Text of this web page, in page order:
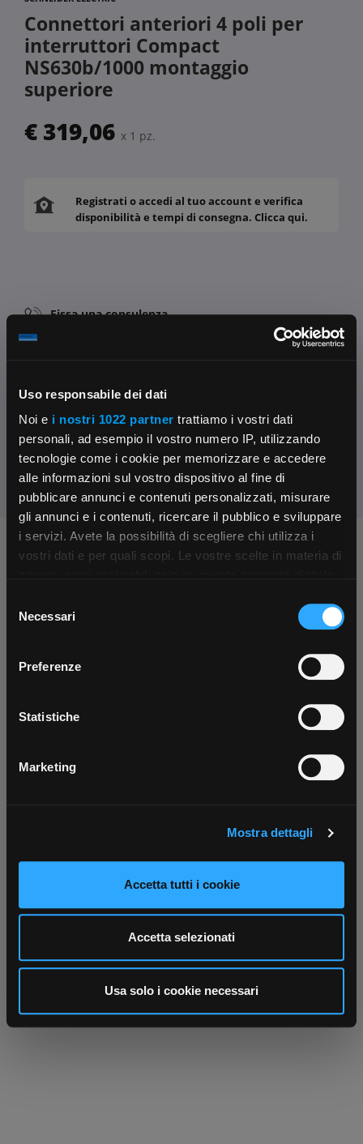
Uso responsabile dei dati
Noi e i nostri 1022 partner trattiamo i vostri dati
personali, ad esempio il vostro numero IP, utilizzando
tecnologie come i cookie per memorizzare e accedere
alle informazioni sul vostro dispositivo al fine di
pubblicare annunci e contenuti personalizzati, misurare
gli annunci e i contenuti, ricercare il pubblico e sviluppare
i servizi. Avete la possibilità di scegliere chi utilizza i
vostri dati e per quali scopi. Le vostre scelte in materia di
modificare o revocare il proprio consenso in qualsiasi
momento dalla Dichiarazione sui cookie o facendo clic
raccogliere informazioni sulla tua posizione
geografica, con un'approssimazione di qualche
Identificare il tuo dispositivo, scansionandolo
Approfondisci come vengono elaborati i tuoi dati personali
dalla Dichiarazione sui cookie.
Utilizziamo i cookie per personalizzare contenuti ed
analizzare il nostro traffico. Condividiamo inoltre
informazioni sul modo in cui utilizza il nostro sito con i
nostri partner che si occupano di analisi dei dati web,
pubblicità e social media, i quali potrebbero combinarle
delNecessari
Preferenze
Statistiche
Marketing
Mostra dettagli
Accetta tutti i cookie
Accetta selezionati
Usa solo i cookie necessari
×
App Rexel Italia
tutti i servizi ovunque tu sia!
Scarica ora
Connettori anteriori 4 poli per
interruttori Compact
NS630b/1000 montaggio
superiore
€ 319,06 x 1 pz.
Registrati o accedi al tuo account e verifica
disponibilità e tempi di consegna. Clicca qui.
Fissa una consulenza
Parla con il customer care dedicato
Chiedi ai nostri tecnici
Parla con il customer care dedicato Ti affiancheremo passo dopo passo
dedicato
Punti vendita
te